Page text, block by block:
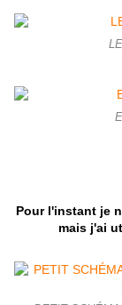
Pour l'instant je
mais j'ai